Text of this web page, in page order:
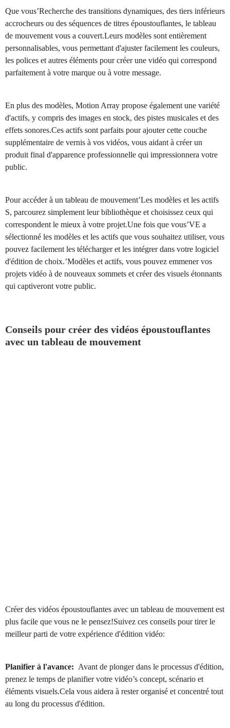
Que vous’Recherche des transitions dynamiques, des tiers inférieurs
accrocheurs ou des séquences de titres époustouflantes, le tableau
de mouvement vous a couvert.Leurs modèles sont entièrement
personnalisables, vous permettant d'ajuster facilement les couleurs,
les polices et autres éléments pour créer une vidéo qui correspond
parfaitement à votre marque ou à votre message.
En plus des modèles, Motion Array propose également une variété
d'actifs, y compris des images en stock, des pistes musicales et des
effets sonores.Ces actifs sont parfaits pour ajouter cette couche
supplémentaire de vernis à vos vidéos, vous aidant à créer un
produit final d'apparence professionnelle qui impressionnera votre
public.
Pour accéder à un tableau de mouvement’Les modèles et les actifs
S, parcourez simplement leur bibliothèque et choisissez ceux qui
correspondent le mieux à votre projet.Une fois que vous’VE a
sélectionné les modèles et les actifs que vous souhaitez utiliser, vous
pouvez facilement les télécharger et les intégrer dans votre logiciel
d'édition de choix.’Modèles et actifs, vous pouvez emmener vos
projets vidéo à de nouveaux sommets et créer des visuels étonnants
qui captiveront votre public.
Conseils pour créer des vidéos époustouflantes
avec un tableau de mouvement
Créer des vidéos époustouflantes avec un tableau de mouvement est
plus facile que vous ne le pensez!Suivez ces conseils pour tirer le
meilleur parti de votre expérience d'édition vidéo:
Planifier à l'avance: Avant de plonger dans le processus d'édition,
prenez le temps de planifier votre vidéo’s concept, scénario et
éléments visuels.Cela vous aidera à rester organisé et concentré tout
au long du processus d'édition.